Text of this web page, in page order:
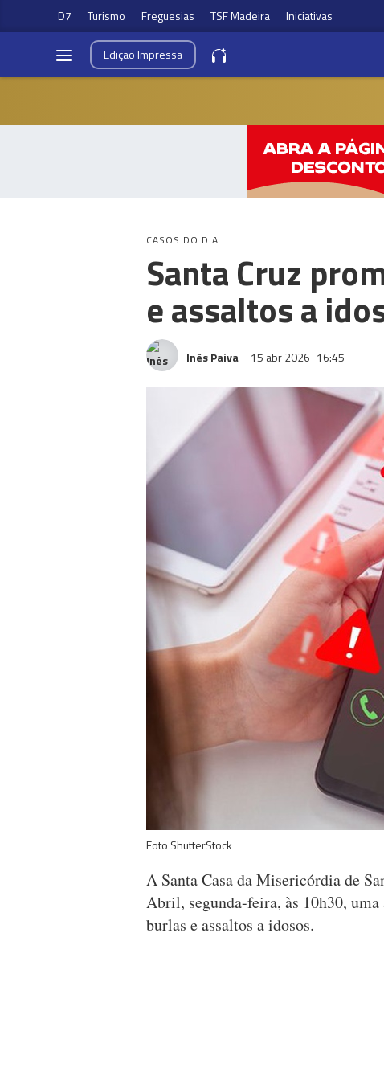
D7 Turismo Freguesias TSF Madeira Iniciativas
EdiçãoImpressa
CASOS DO DIA
Santa Cruz
e assaltos a
Inês Paiva 15 abr 2026 16:45
Foto ShutterStock
A Santa Casa da Misericórdia de
Abril, segunda-feira, às 10h30,
burlas e assaltos a idosos.